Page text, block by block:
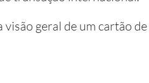
visão geral de um cartão